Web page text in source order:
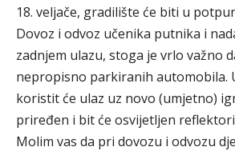
18. veljače, gradilište će biti u
Dovoz i odvoz učenika putnika i
zadnjem ulazu, stoga je vrlo važno
nepropisno parkiranih automobila.
koristit će ulaz uz novo (umjetno)
priređen i bit će osvijetljen
Molim vas da pri dovozu i odvozu